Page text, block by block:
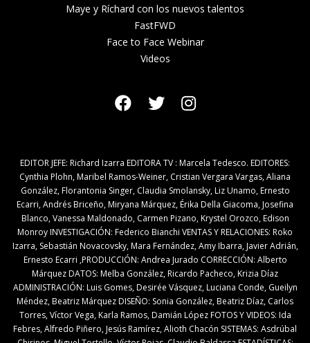
Maye y Ríchard con los nuevos talentos
FastFWD
Face to Face Webinar
Videos
EDITOR JEFE: Richard Izarra EDITORA TV : Marcela Tedesco. EDITORES:
Cynthia Plohn, Maribel Ramos-Weiner, Cristian Vergara Vargas, Aliana
González, Florantonia Singer, Claudia Smolansky, Liz Unamo, Ernesto
Ecarri, Andrés Briceño, Miryana Márquez, Érika Della Giacoma, Josefina
Blanco, Vanessa Maldonado, Carmen Pizano, Krystel Orozco, Edison
Monroy INVESTIGACIÓN: Federico Bianchi VENTAS Y RELACIONES: Roko
Izarra, Sebastián Novacovsky, Mara Fernández, Amy Ibarra, Javier Adrián,
Ernesto Ecarri ,PRODUCCIÓN: Andrea Jurado CORRECCIÓN: Alberto
Márquez DATOS: Melba González, Ricardo Pacheco, Krizia Díaz
ADMINISTRACIÓN: Luis Gomes, Desirée Vásquez, Luciana Conde, Gueilyn
Méndez, Beatriz Márquez DISEÑO: Sonia González, Beatriz Díaz, Carlos
Torres, Víctor Vega, Karla Ramos, Damián López FOTOS Y VIDEOS: Ida
Febres, Alfredo Piñero, Jesús Ramírez, Alioth Chacón SISTEMAS: Asdrúbal